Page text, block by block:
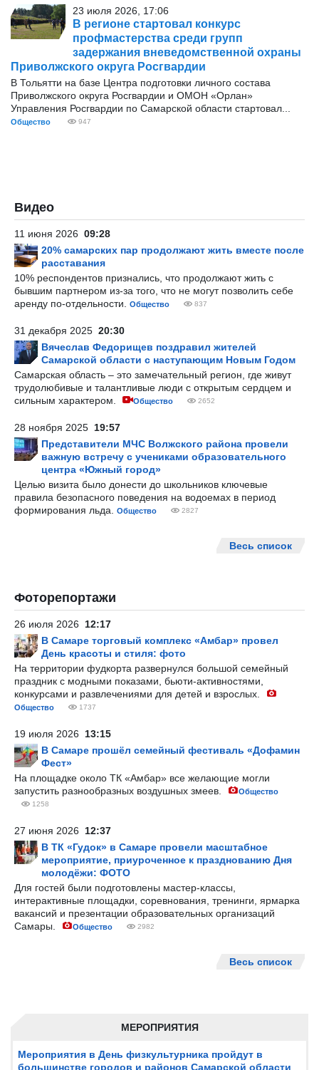
МЕРОПРИЯТИЯ
Мероприятия в День физкультурника пройдут в
большинстве городов и районов Самарской области
23 июля 2026, 17:06
В регионе стартовал конкурс
профмастерства среди групп
задержания вневедомственной охраны
Приволжского округа Росгвардии
В Тольятти на базе Центра подготовки личного состава
Приволжского округа Росгвардии и ОМОН «Орлан»
Управления Росгвардии по Самарской области стартовал...
Общество 947
Видео
11 июня 2026 09:28
20% самарских пар продолжают жить вместе после
расставания
10% респондентов признались, что продолжают жить с
бывшим партнером из-за того, что не могут позволить себе
аренду по-отдельности.
Общество 837
31 декабря 2025 20:30
Вячеслав Федорищев поздравил жителей
Самарской области с наступающим Новым Годом
Самарская область – это замечательный регион, где живут
трудолюбивые и талантливые люди с открытым сердцем и
сильным характером.
Общество 2652
28 ноября 2025 19:57
Представители МЧС Волжского района провели
важную встречу с учениками образовательного
центра «Южный город»
Целью визита было донести до школьников ключевые
правила безопасного поведения на водоемах в период
формирования льда.
Общество 2827
Весь список
Фоторепортажи
26 июля 2026 12:17
В Самаре торговый комплекс «Амбар» провел
День красоты и стиля: фото
На территории фудкорта развернулся большой семейный
праздник с модными показами, бьюти-активностями,
конкурсами и развлечениями для детей и взрослых.
Общество 1737
19 июля 2026 13:15
В Самаре прошёл семейный фестиваль «Дофамин
Фест»
На площадке около ТК «Амбар» все желающие могли
запустить разнообразных воздушных змеев.
Общество
1258
27 июня 2026 12:37
В ТК «Гудок» в Самаре провели масштабное
мероприятие, приуроченное к празднованию Дня
молодёжи: ФОТО
Для гостей были подготовлены мастер-классы,
интерактивные площадки, соревнования, тренинги, ярмарка
вакансий и презентации образовательных организаций
Самары.
Общество 2982
Весь список